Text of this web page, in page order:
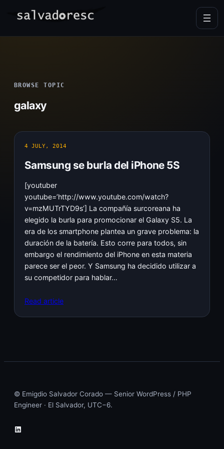
BROWSE TOPIC
galaxy
4 JULY, 2014
Samsung se burla del iPhone 5S
[youtuber
youtube=’http://www.youtube.com/watch?
v=mzMUTrTYD9s’] La compañía surcoreana ha
elegido la burla para promocionar el Galaxy S5. La
era de los smartphone plantea un grave problema: la
duración de la batería. Esto corre para todos, sin
embargo el rendimiento del iPhone en esta materia
parece ser el peor. Y Samsung ha decidido utilizar a
su competidor para hablar…
Read article
© Emigdio Salvador Corado — Senior WordPress / PHP
Engineer · El Salvador, UTC−6.
LinkedIn